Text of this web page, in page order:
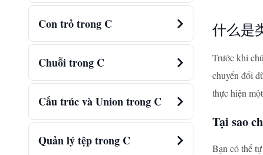
Con trỏ trong C
Chuỗi trong C
Cấu trúc và Union trong C
Quản lý tệp trong C
什么是
Trước khi
chuyển đổi
thực hiện
Tại sao
Bạn có thể